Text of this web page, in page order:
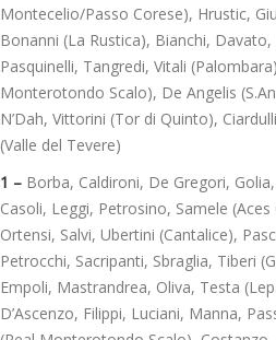
Montecelio/Passo Corese), Hrustic,
Bonanni (La Rustica), Bianchi,
Pasquinelli, Tangredi, Vitali
Monterotondo Scalo), De Angelis
N’Dah, Vittorini (Tor di Quinto),
(Valle del Tevere)
1 – Borba, Caldironi, De Gregori,
Casoli, Leggi, Petrosino, Samele
Ortensi, Salvi, Ubertini (Cantalice),
Petrocchi, Sacripanti, Sbraglia, Tiberi
Empoli, Mastrandrea, Oliva, Testa
D’Ascenzo, Filippi, Luciani, Manna,